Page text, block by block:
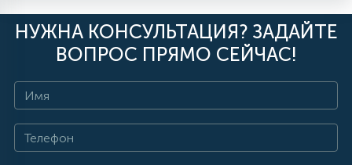
НУЖНА КОНСУЛЬТАЦИЯ? ЗАДАЙТЕ
ВОПРОС ПРЯМО СЕЙЧАС!